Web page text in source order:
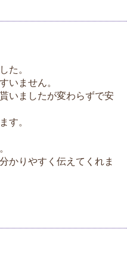
た。
いません。
いましたが変わらずで安
す。
かりやすく伝えてくれま